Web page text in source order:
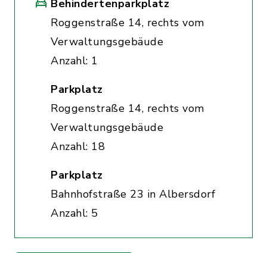
Behindertenparkplatz
Roggenstraße 14, rechts vom
Verwaltungsgebäude
Anzahl: 1
Parkplatz
Roggenstraße 14, rechts vom
Verwaltungsgebäude
Anzahl: 18
Parkplatz
Bahnhofstraße 23 in Albersdorf
Anzahl: 5